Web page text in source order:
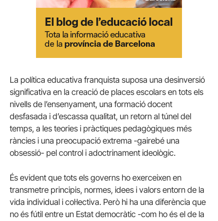
La política educativa franquista suposa una desinversió
significativa en la creació de places escolars en tots els
nivells de l’ensenyament, una formació docent
desfasada i d’escassa qualitat, un retorn al túnel del
temps, a les teories i pràctiques pedagògiques més
ràncies i una preocupació extrema -gairebé una
obsessió- pel control i adoctrinament ideològic.
És evident que tots els governs ho exerceixen en
transmetre principis, normes, idees i valors entorn de la
vida individual i col·lectiva. Però hi ha una diferència que
no és fútil entre un Estat democràtic -com ho és el de la